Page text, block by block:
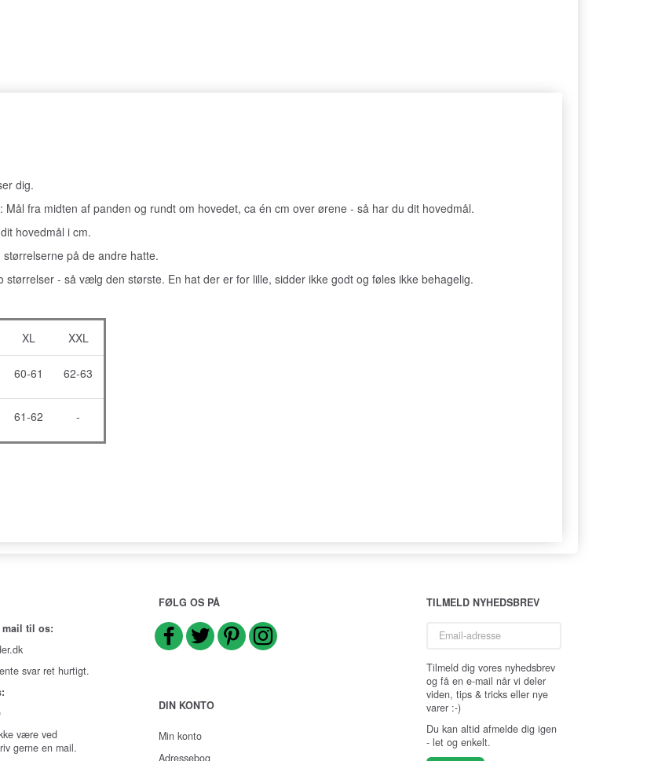
dig.
fra midten af panden og rundt om hovedet, ca én cm over ørene - så har du dit hovedmål.
hovedmål i cm.
på de andre hatte.
- så vælg den største. En hat der er for lille, sidder ikke godt og føles ikke behagelig.
XL XXL
60-61 62-63
61-62 -
mail til os:
svar ret hurtigt.
være ved
gerne en mail.
FØLG OS PÅ
DIN KONTO
Min konto
Adressebog
TILMELD NYHEDSBREV
adresse
Tilmeld dig vores nyhedsbrev
og få en e-mail når vi deler
viden, tips & tricks eller nye
varer :-)
Du kan altid afmelde dig igen
- let og enkelt.